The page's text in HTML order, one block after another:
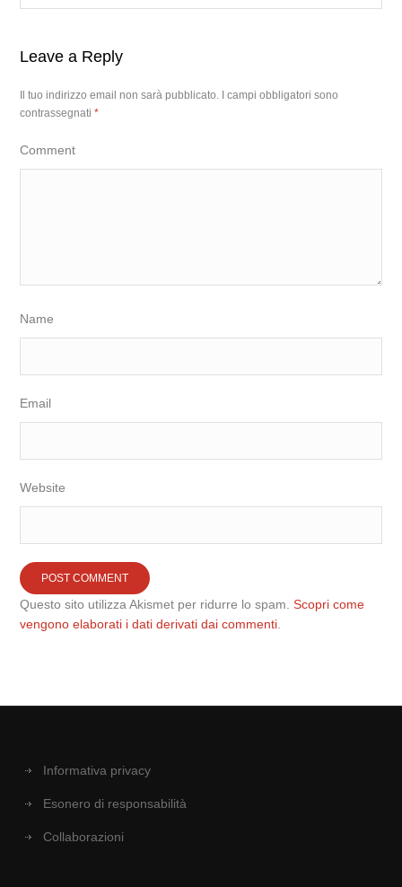
Leave a Reply
Il tuo indirizzo email non sarà pubblicato.
I campi obbligatori sono
contrassegnati*
Comment
Name
Email
Website
Questo sito utilizza Akismet per ridurre lo spam.Scopri come
vengono elaborati i dati derivati dai commenti
Informativa privacy
Esonero di responsabilità
Collaborazioni